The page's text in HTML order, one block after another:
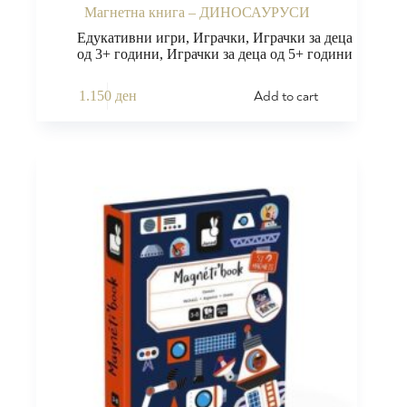
Магнетна книга – ДИНОСАУРУСИ
Едукативни игри,Играчки,Играчки за деца
од 3+ години,Играчки за деца од 5+ години
1.150 ден Add to cart